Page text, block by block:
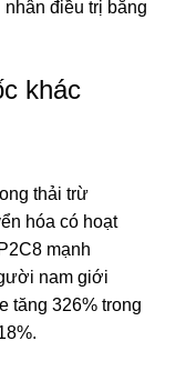
điều trị bằng
khác
thải trừ
hóa có hoạt
mạnh
nam giới
tăng 326% trong